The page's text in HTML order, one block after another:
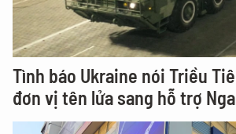
Tình báo Ukraine nói Triều
đơn vị tên lửa sang hỗ trợ Nga